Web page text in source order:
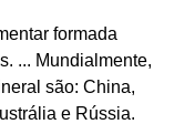
formada
... Mundialmente,
são: China,
e Rússia.